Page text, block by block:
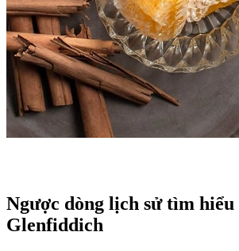
Ngược dòng lịch sử tìm hiểu
Glenfiddich